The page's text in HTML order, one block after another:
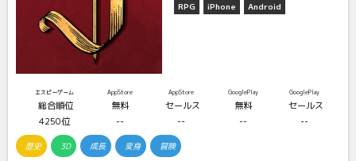
RPG iPhone Android
エスピーゲーム
総合順位
4250位
AppStore
無料
--
AppStore
セールス
--
GooglePlay
無料
--
GooglePlay
セールス
--
歴史 3D 成長 変身 冒険